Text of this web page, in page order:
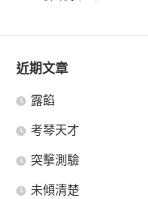
近期文章
露餡
考琴天才
突擊測驗
未傾清楚